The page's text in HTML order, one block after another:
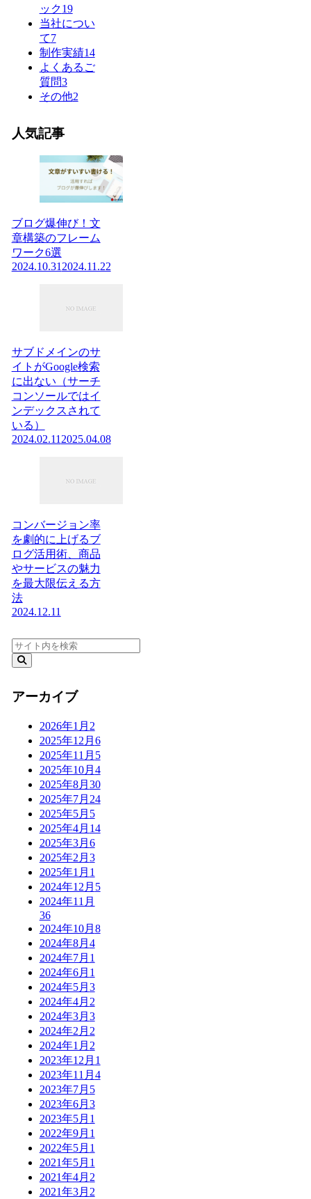
ック19
当社につい
て7
制作実績14
よくあるご
質問3
その他2
人気記事
ブログ爆伸び！文
章構築のフレーム
ワーク6選
2024.10.31 2024.11.22
サブドメインのサ
イトがGoogle検索
に出ない（サーチ
コンソールではイ
ンデックスされて
いる）
2024.02.11 2025.04.08
コンバージョン率
を劇的に上げるブ
ログ活用術、商品
やサービスの魅力
を最大限伝える方
法
2024.12.11
アーカイブ
2026年1月 2
2025年12月 6
2025年11月 5
2025年10月 4
2025年8月 30
2025年7月 24
2025年5月 5
2025年4月 14
2025年3月 6
2025年2月 3
2025年1月 1
2024年12月 5
2024年11月
36
2024年10月 8
2024年8月 4
2024年7月 1
2024年6月 1
2024年5月 3
2024年4月 2
2024年3月 3
2024年2月 2
2024年1月 2
2023年12月 1
2023年11月 4
2023年7月 5
2023年6月 3
2023年5月 1
2022年9月 1
2022年5月 1
2021年5月 1
2021年4月 2
2021年3月 2